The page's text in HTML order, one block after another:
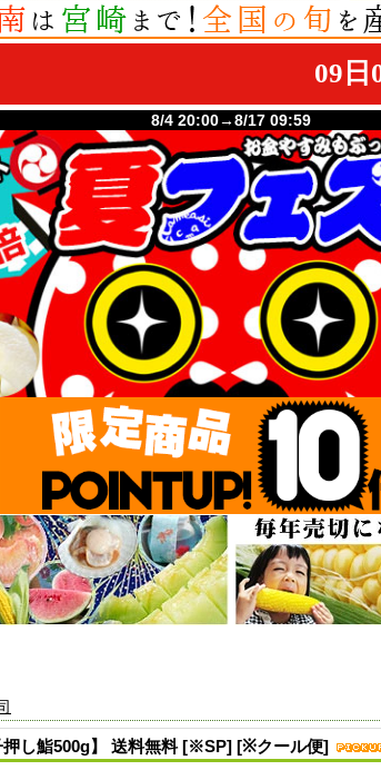
8/4 20:00→8/17 09:59
押し鮨500g】 送料無料 [※SP] [※クール便]